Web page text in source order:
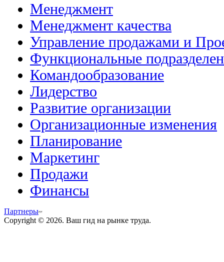
Менеджмент
Менеджмент качества
Управление продажами и
Функциональные
Командообразование
Лидерство
Развитие организации
Организационные изменения
Планирование
Маркетинг
Продажи
Финансы
Партнеры
Copyright © 2026. Ваш гид на рынке труда.